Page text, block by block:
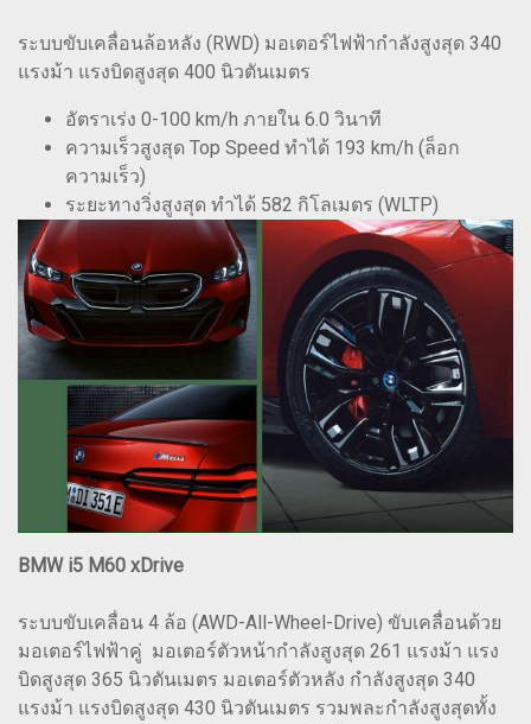
ระบบขับเคลื่อนล้อหลัง (RWD) มอเตอร์ไฟฟ้ากำลังสูงสุด 340
แรงม้า แรงบิดสูงสุด 400 นิวตันเมตร
อัตราเร่ง 0-100 km/h ภายใน 6.0 วินาที
ความเร็วสูงสุด Top Speed ทำได้ 193 km/h (ล็อก
ความเร็ว)
ระยะทางวิ่งสูงสุด ทำได้ 582 กิโลเมตร (WLTP)
BMW i5 M60 xDrive
ระบบขับเคลื่อน 4 ล้อ (AWD-All-Wheel-Drive) ขับเคลื่อนด้วย
มอเตอร์ไฟฟ้าคู่ มอเตอร์ตัวหน้ากำลังสูงสุด 261 แรงม้า แรง
บิดสูงสุด 365 นิวตันเมตร มอเตอร์ตัวหลัง กำลังสูงสุด 340
แรงม้า แรงบิดสูงสุด 430 นิวตันเมตร รวมพละกำลังสูงสุดทั้ง